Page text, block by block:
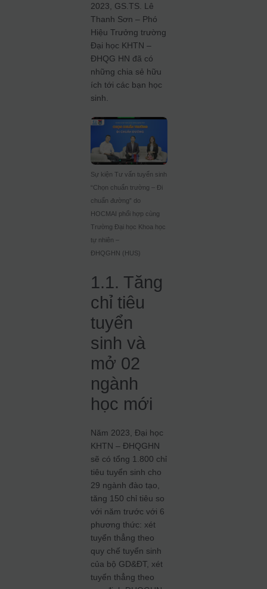
2023, GS.TS. Lê
Thanh Sơn – Phó
Hiệu Trưởng trường
Đại học KHTN –
ĐHQG HN đã có
những chia sẻ hữu
ích tới các bạn học
sinh.
Sự kiện Tư vấn tuyển sinh
“Chọn chuẩn trường – Đi
chuẩn đường” do
HOCMAI phối hợp cùng
Trường Đại học Khoa học
tự nhiên –
ĐHQGHN (HUS)
1.1. Tăng
chỉ tiêu
tuyển
sinh và
mở 02
ngành
học mới
Năm 2023, Đại học
KHTN – ĐHQGHN
sẽ có tổng 1.800 chỉ
tiêu tuyển sinh cho
29 ngành đào tạo,
tăng 150 chỉ tiêu so
với năm trước với 6
phương thức: xét
tuyển thẳng theo
quy chế tuyển sinh
của bộ GD&ĐT, xét
tuyển thẳng theo